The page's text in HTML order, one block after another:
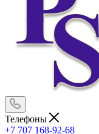
Телефоны
+7 707 168-92-68